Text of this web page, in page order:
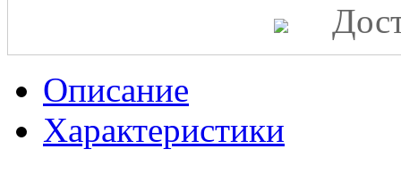
Описание
Характеристики